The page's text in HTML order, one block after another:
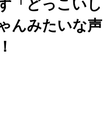
んみたいな声